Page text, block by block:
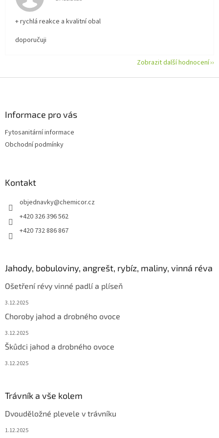
+ rychlá reakce a kvalitní obal
doporučuji
Zobrazit další hodnocení
Informace pro vás
Fytosanitární informace
Obchodní podmínky
Kontakt
objednavky@chemicor.cz
+420 326 396 562
+420 732 886 867
Jahody, bobuloviny, angrešt, rybíz, maliny, vinná réva
Ošetření révy vinné padlí a plíseň
3.12.2025
Choroby jahod a drobného ovoce
3.12.2025
Škůdci jahod a drobného ovoce
3.12.2025
Trávník a vše kolem
Dvouděložné plevele v trávníku
1.12.2025